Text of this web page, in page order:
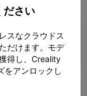
infill
ト  2.07g
ださい
スなクラウドス
だけます。モデ
得し、Creality
をアンロックし